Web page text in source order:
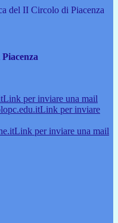
del II Circolo di Piacenza
Link per inviare una mail
Link per inviare
Link per inviare una mail